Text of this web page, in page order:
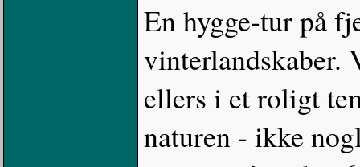
En hygge-tur på
vinterlandskaber.
ellers i et roligt
naturen - ikke